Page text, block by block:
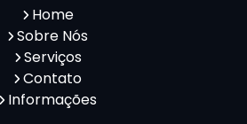
Terceirizado
e Limpeza
Terceirizado
e Portaria
Home
Sobre Nós
Serviços
Contato
Informações